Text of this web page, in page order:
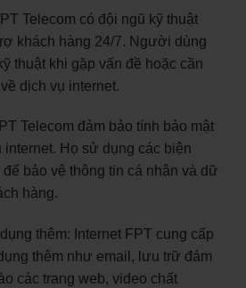
Telecom có đội ngũ kỹ thuật
khách hàng 24/7. Người dùng
thuật khi gặp vấn đề hoặc cần
dịch vụ internet.
Telecom đảm bảo tính bảo mật
Họ sử dụng các biện
bảo vệ thông tin cá nhân và dữ
hàng.
thêm: Internet FPT cung cấp
thêm như email, lưu trữ đám
các trang web, video chất